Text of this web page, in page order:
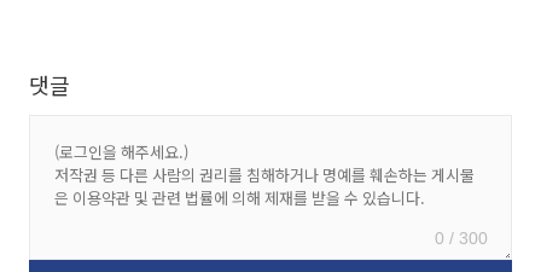
댓글
0 / 300